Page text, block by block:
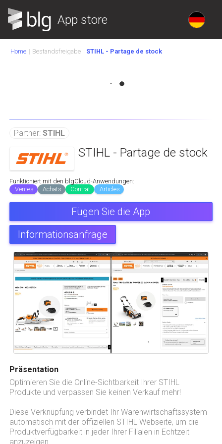
App store
Home Bestandsfreigabe STIHL - Partage de stock
Partner: STIHL
STIHL - Partage de stock
Funktioniert mit den blgCloud-Anwendungen:
Ventes
Achats Contrat Articles
Fügen Sie die App
Informationsanfrage
Präsentation
Optimieren Sie die Online-Sichtbarkeit Ihrer STIHL
Produkte und verpassen Sie keinen Verkauf mehr!
Diese Verknüpfung verbindet Ihr Warenwirtschaftssystem
automatisch mit der offiziellen STIHL Webseite, um die
Produktverfügbarkeit in jeder Ihrer Filialen in Echtzeit
anzuzeigen.